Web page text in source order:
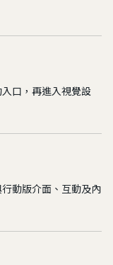
口，再進入視覺設
動版介面、互動及內